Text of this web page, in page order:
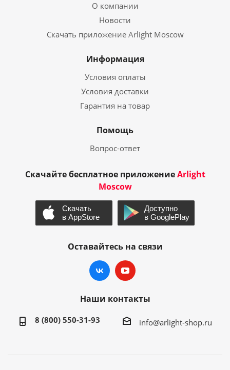
О компании
Новости
Скачать приложение Arlight Moscow
Информация
Условия оплаты
Условия доставки
Гарантия на товар
Помощь
Вопрос-ответ
Скачайте бесплатное приложениеArlight
Moscow
Оставайтесь на связи
Наши контакты
8 (800) 550-31-93 info@arlight-shop.ru